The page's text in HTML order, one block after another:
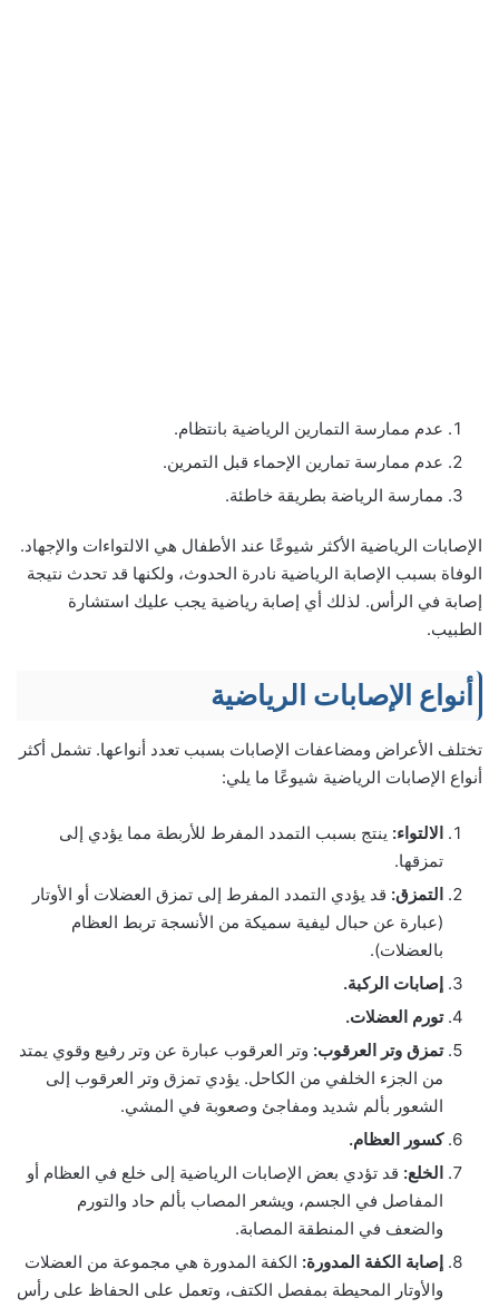
عدم ممارسة التمارين الرياضية بانتظام.
عدم ممارسة تمارين الإحماء قبل التمرين.
ممارسة الرياضة بطريقة خاطئة.
الإصابات الرياضية الأكثر شيوعًا عند الأطفال هي الالتواءات والإجهاد.
الوفاة بسبب الإصابة الرياضية نادرة الحدوث، ولكنها قد تحدث نتيجة
إصابة في الرأس. لذلك أي إصابة رياضية يجب عليك استشارة
الطبيب.
أنواع الإصابات الرياضية
تختلف الأعراض ومضاعفات الإصابات بسبب تعدد أنواعها. تشمل أكثر
أنواع الإصابات الرياضية شيوعًا ما يلي:
الالتواء: ينتج بسبب التمدد المفرط للأربطة مما يؤدي إلى
تمزقها.
التمزق: قد يؤدي التمدد المفرط إلى تمزق العضلات أو الأوتار
(عبارة عن حبال ليفية سميكة من الأنسجة تربط العظام
بالعضلات).
إصابات الركبة.
تورم العضلات.
تمزق وتر العرقوب: وتر العرقوب عبارة عن وتر رفيع وقوي يمتد
من الجزء الخلفي من الكاحل. يؤدي تمزق وتر العرقوب إلى
الشعور بألم شديد ومفاجئ وصعوبة في المشي.
كسور العظام.
الخلع: قد تؤدي بعض الإصابات الرياضية إلى خلع في العظام أو
المفاصل في الجسم، ويشعر المصاب بألم حاد والتورم
والضعف في المنطقة المصابة.
إصابة الكفة المدورة: الكفة المدورة هي مجموعة من العضلات
والأوتار المحيطة بمفصل الكتف، وتعمل على الحفاظ على رأس